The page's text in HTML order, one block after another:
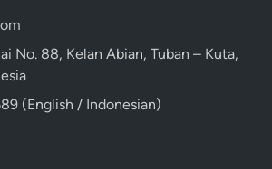
No. 88, Kelan Abian, Tuban – Kuta,
(English / Indonesian)